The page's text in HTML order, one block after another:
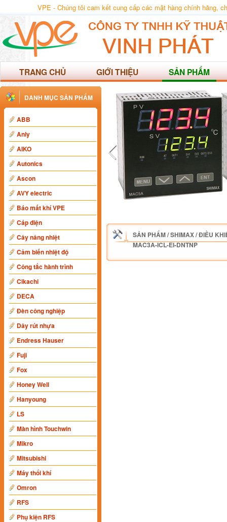
VPE - Chúng tôi cam kết cung cấp các mặt hàng chính hãng,
TRANG CHỦ GIỚI THIỆU SẢN PHẨM
DANH MỤC SẢN PHẨM
ABB
Anly
AIKO
Autonics
Ascon
AVY electric
Báo mất khí VPE
Cáp điện
Cây nâng nhiệt
Cảm biến nhiệt độ
Công tắc hành trình
Cikachi
DECA
Đèn công nghiệp
Dây rút nhựa
Endress Hauser
Fuji
Fox
Honey Well
Hanyoung
LS
Màn hình Touchwin
Mikro
Mitsubishi
Máy thổi khí
Omron
RFS
Phụ kiện RFS
SẢN PHẨM/SHIMAX/ĐIỀU
MAC3A-ICL-EI-DNTNP